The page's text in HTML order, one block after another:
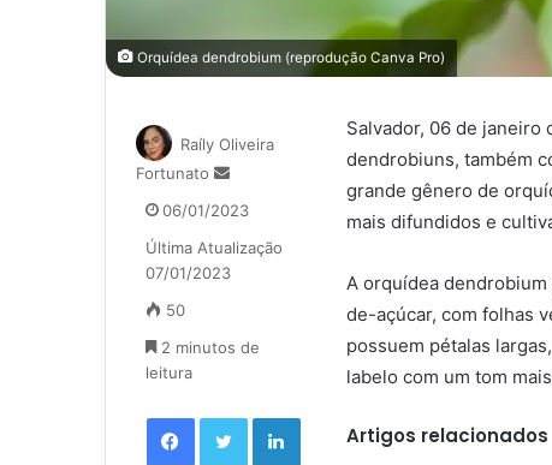
Orquídea dendrobium (reprodução Canva Pro)
Salvador, 06 de janeiro
dendrobiuns, também
grande gênero de
mais difundidos e
A orquídea
de-açúcar, com folhas
possuem pétalas
labelo com um tom
Artigos relacionados
Raíly Oliveira
Fortunato
Mande
e-
mail
06/01/2023
Última Atualização
07/01/2023
50
2 minutos de
leitura
FacebookTwitterLinkedin